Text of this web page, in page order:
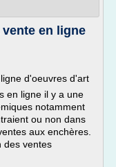
en ligne
d'oeuvres d'art
en ligne il y a une
notamment
ou non dans
aux enchères.
des ventes